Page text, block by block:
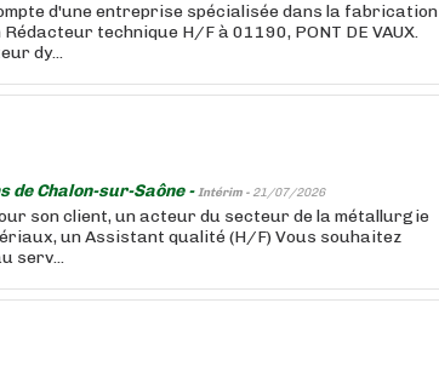
d'une entreprise spécialisée dans la fabrication
technique H/F à 01190, PONT DE VAUX.
dy...
de Chalon-sur-Saône -Intérim - 21/07/2026
son client, un acteur du secteur de la métallurgie
un Assistant qualité (H/F) Vous souhaitez
serv...